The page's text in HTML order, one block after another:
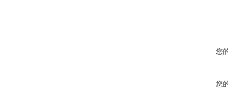
您
您